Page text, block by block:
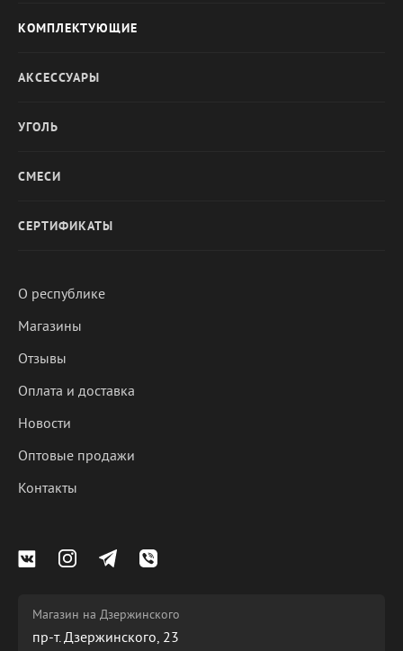
КОМПЛЕКТУЮЩИЕ
АКСЕССУАРЫ
УГОЛЬ
СМЕСИ
СЕРТИФИКАТЫ
О республике
Магазины
Отзывы
Оплата и доставка
Новости
Оптовые продажи
Контакты
Магазин на Дзержинского
пр-т. Дзержинского, 23